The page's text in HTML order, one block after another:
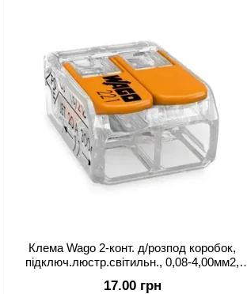
Клема Wago 2-конт. д/розпод коробок,
підключ.люстр.світильн., 0,08-4,00мм2,
17.00 грн